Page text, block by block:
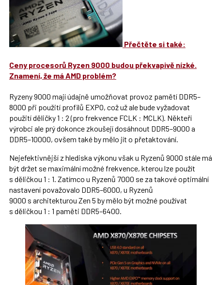
Přečtěte si také:
Ceny procesorů Ryzen 9000 budou překvapivě nízké.
Znamení, že má AMD problém?
Ryzeny 9000 mají údajně umožňovat provoz pamětí DDR5–
8000 při použití profilů EXPO, což už ale bude vyžadovat
použití děličky 1 : 2 (pro frekvence FCLK : MCLK). Někteří
výrobci ale prý dokonce zkoušejí dosáhnout DDR5–9000 a
DDR5–10000, ovšem také by mělo jít o přetaktování.
Nejefektivnější z hlediska výkonu však u Ryzenů 9000 stále má
být držet se maximální možné frekvence, kterou lze použít
s děličkou 1 : 1. Zatímco u Ryzenů 7000 se za takové optimální
nastavení považovalo DDR5–6000, u Ryzenů
9000 s architekturou Zen 5 by mělo být možné používat
s děličkou 1 : 1 paměti DDR5–6400.